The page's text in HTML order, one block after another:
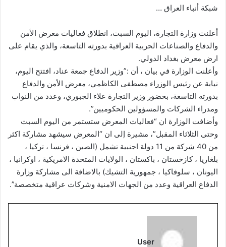
شبكة أنباء العراق …
أعلنت وزارة التجارة، اليوم السبت، انطلاق فعاليات معرض الأمن
والدفاع والصناعات الحربية العراقية بدورته التاسعة، والذي يقام على
ارض معرض بغداد الدولي.
وأعلنت الوزارة في بيان ، أن :”وزير الدفاع جمعة عناد، افتتح اليوم،
نيابة عن رئيس الوزراء مصطفى الكاظمي، معرض الأمن والدفاع
بدورته التاسعة، بحضور وزير التجارة علاء الجبوري، وعدد من النواب
ومدراء الشركات والمسؤولين الحكوميين”.
وأضافت الوزارة ان “فعاليات المعرض ستستمر من اليوم السبت
وحتى الثلاثاء المقبل”، مشيرة إلى ان “المعرض سيشهد مشاركة اكثر
من 40 شركة من 11 دولة اجنبية تشمل (الصين ، فرنسا ، تركيا ،
بلغاريا ، كازخستان ، باكستان ، الولايات المتحدة الامريكية ، اوكرانيا ،
اليونان ، سلوفاكيا ، جمهورية التشيك) بالاضافة الى مشاركة وزارة
الدفاع العراقية وعدد من الجهات الامنية وشركات عراقية متخصصة”.
User